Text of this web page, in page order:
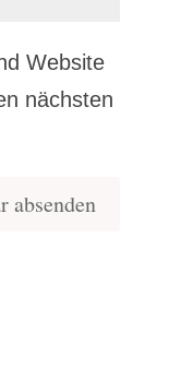
Website
nächsten